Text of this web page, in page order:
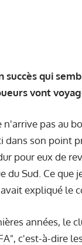
succès qui
vont
n'arrive pas au
dans son point
pour eux de
du Sud. Ce que
expliqué le
années, le
c'est-à-dire